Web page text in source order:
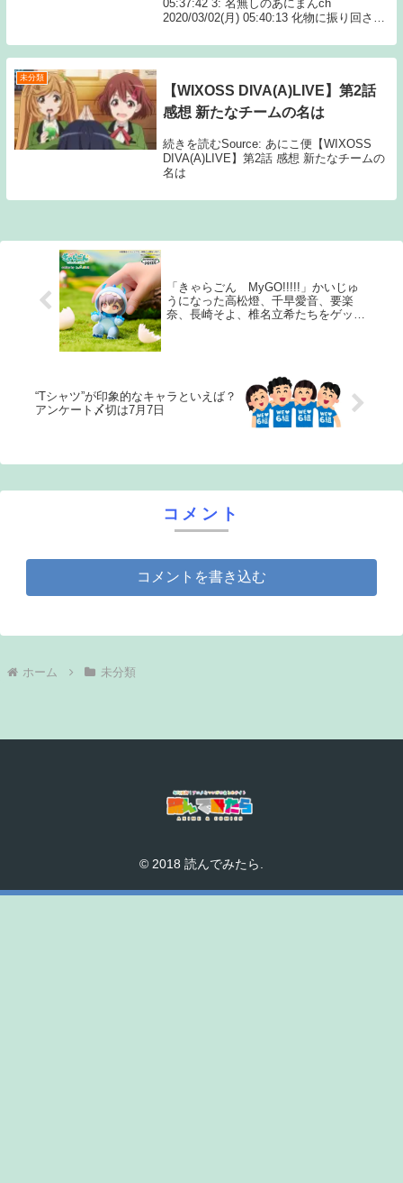
05:37:42 3: 名無しのあにまんch
2020/03/02(月) 05:40:13 化物に振り回され
2020/0 Source: あ...
未分類
【WIXOSS DIVA(A)LIVE】第2話
感想 新たなチームの名は
続きを読むSource: あにこ便【WIXOSS
DIVA(A)LIVE】第2話 感想 新たなチームの
名は
「きゃらごん MyGO!!!!!」かいじゅ
うになった高松燈、千早愛音、要楽
奈、長崎そよ、椎名立希たちをゲット
“Tシャツ”が印象的なキャラといえば？
アンケート〆切は7月7日
コメント
コメントを書き込む
ホーム 未分類
© 2018 読んでみたら.